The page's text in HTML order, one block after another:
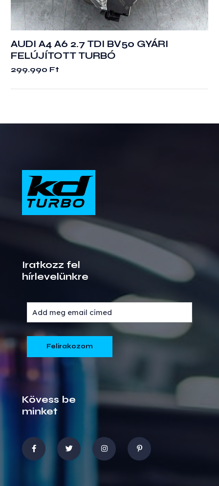
AUDI A4 A6 2.7 TDI BV50 GYÁRI
FELÚJÍTOTT TURBÓ
299.990 Ft
Iratkozz fel
hírlevelünkre
Kövess be
minket